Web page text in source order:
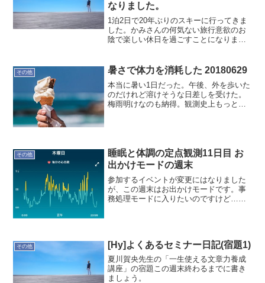
なりました。
1泊2日で20年ぶりのスキーに行ってきま
した。かみさんの何気ない旅行意欲のお
陰で楽しい休日を過ごすことになりまし
旅行が計画されました。軽井沢プリンス
はやはりリゾート地で...
その他 暑さで体力を消耗した 20180629
本当に暑い1日だった。午後、外を歩いた
のだけれど溶けそうな日差しを受けた。
梅雨明けなのも納得。観測史上もっとも
その他
睡眠と体調の定点観測11日目 お
出かけモードの週末
参加するイベントが変更にはなりました
が、この週末はお出かけモードです。事
務処理モードに入りたいのですけど…こ
その他 [Hy]よくあるセミナー日記(宿題1)
夏川賀央先生の「一生使える文章力養成
講座」の宿題この週末終わるまでに書き
ましょう。